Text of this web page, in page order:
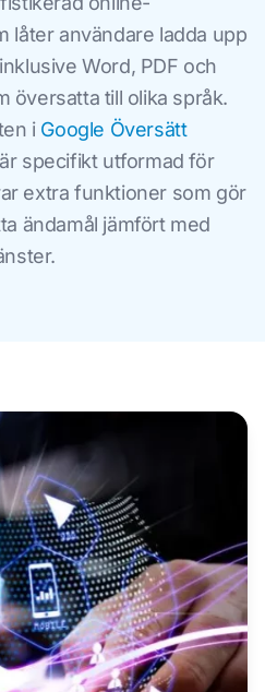
låter användare ladda upp
Word, PDF och
översatta till olika språk.
i Google Översätt
specifikt utformad för
extra funktioner som gör
ändamål jämfört med